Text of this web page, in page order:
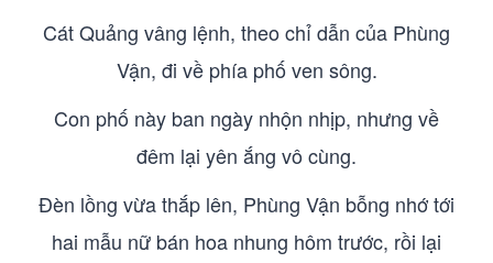
Cát Quảng vâng lệnh, theo chỉ dẫn của Phùng
Vận, đi về phía phố ven sông.
Con phố này ban ngày nhộn nhịp, nhưng về
đêm lại yên ắng vô cùng.
Đèn lồng vừa thắp lên, Phùng Vận bỗng nhớ tới
hai mẫu nữ bán hoa nhung hôm trước, rồi lại